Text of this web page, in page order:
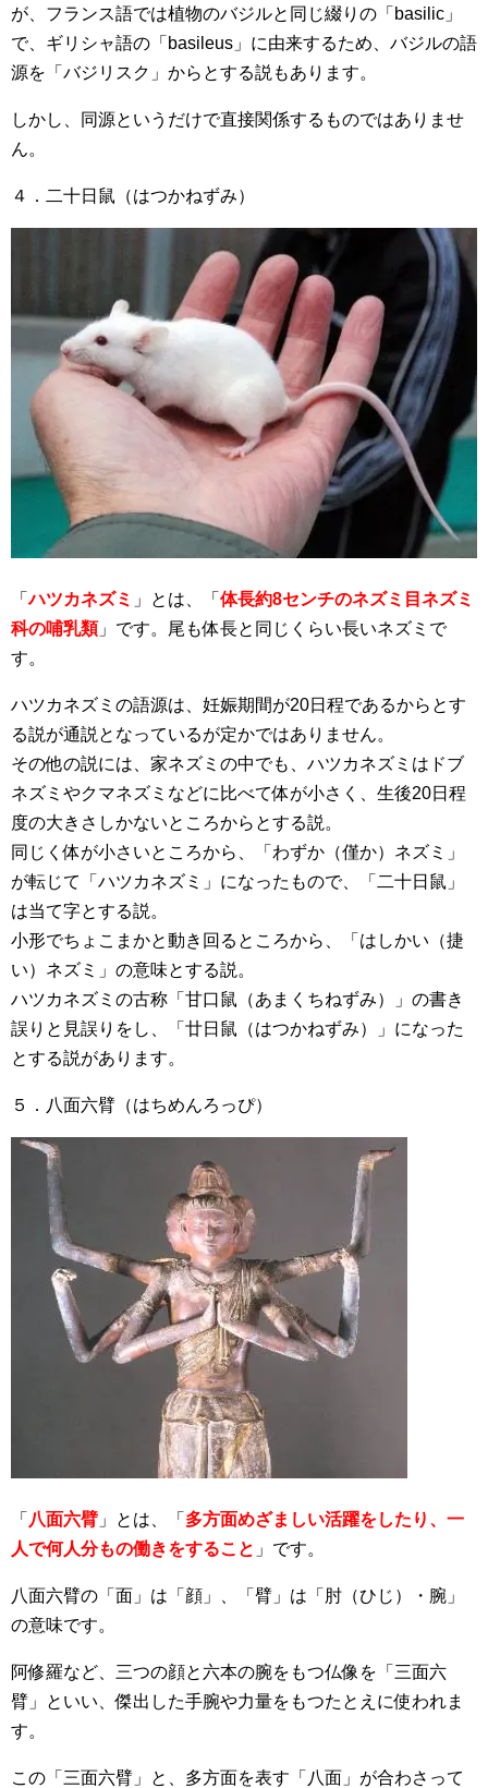
が、フランス語では植物のバジルと同じ綴りの「basilic」
で、ギリシャ語の「basileus」に由来するため、バジルの語
源を「バジリスク」からとする説もあります。
しかし、同源というだけで直接関係するものではありませ
ん。
４．二十日鼠（はつかねずみ）
「ハツカネズミ 」とは、「 体長約8センチのネズミ目ネズミ
科の哺乳類」です。尾も体長と同じくらい長いネズミで
す。
ハツカネズミの語源は、妊娠期間が20日程であるからとす
る説が通説となっているが定かではありません。
その他の説には、家ネズミの中でも、ハツカネズミはドブ
ネズミやクマネズミなどに比べて体が小さく、生後20日程
度の大きさしかないところからとする説。
同じく体が小さいところから、「わずか（僅か）ネズミ」
が転じて「ハツカネズミ」になったもので、「二十日鼠」
は当て字とする説。
小形でちょこまかと動き回るところから、「はしかい（捷
い）ネズミ」の意味とする説。
ハツカネズミの古称「甘口鼠（あまくちねずみ）」の書き
誤りと見誤りをし、「廿日鼠（はつかねずみ）」になった
とする説があります。
５．八面六臂（はちめんろっぴ）
「 八面六臂 」とは、「 多方面めざましい活躍をしたり、一
人で何人分もの働きをすること 」です。
八面六臂の「面」は「顔」、「臂」は「肘（ひじ）・腕」
の意味です。
阿修羅など、三つの顔と六本の腕をもつ仏像を「三面六
臂」といい、傑出した手腕や力量をもつたとえに使われま
す。
この「三面六臂」と、多方面を表す「八面」が合わさって